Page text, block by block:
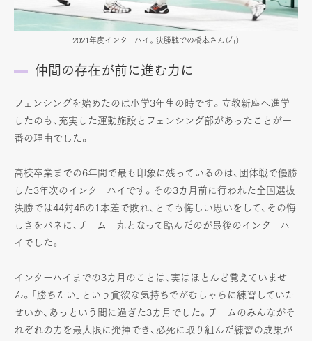
2021年度インターハイ。決勝戦での橋本さん（右）
仲間の存在が前に進む力に
フェンシングを始めたのは小学3年生の時です。立教新座へ進学
したのも、充実した運動施設とフェンシング部があったことが一
番の理由でした。
高校卒業までの6年間で最も印象に残っているのは、団体戦で優勝
した3年次のインターハイです。その3カ月前に行われた全国選抜
決勝では44対45の1本差で敗れ、とても悔しい思いをして、その悔
しさをバネに、チーム一丸となって臨んだのが最後のインターハ
イでした。
インターハイまでの3カ月のことは、実はほとんど覚えていませ
ん。「勝ちたい」という貪欲な気持ちでがむしゃらに練習していた
せいか、あっという間に過ぎた3カ月でした。チームのみんながそ
れぞれの力を最大限に発揮でき、必死に取り組んだ練習の成果が